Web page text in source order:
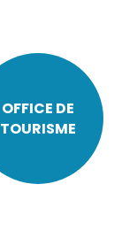
OFFICE DE
TOURISME